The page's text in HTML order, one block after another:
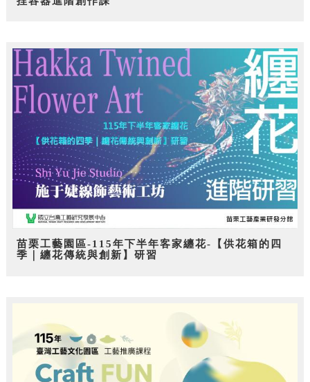
苗栗工藝園區-115年下半年客家纏花-【供花箱的四
季｜纏花傳統與創新】研習